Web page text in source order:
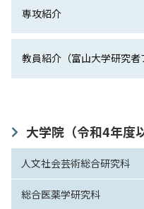
大学院（令和4年度
人文社会芸術総合研究科
総合医薬学研究科
専攻紹介
教員紹介（富山大学研究者